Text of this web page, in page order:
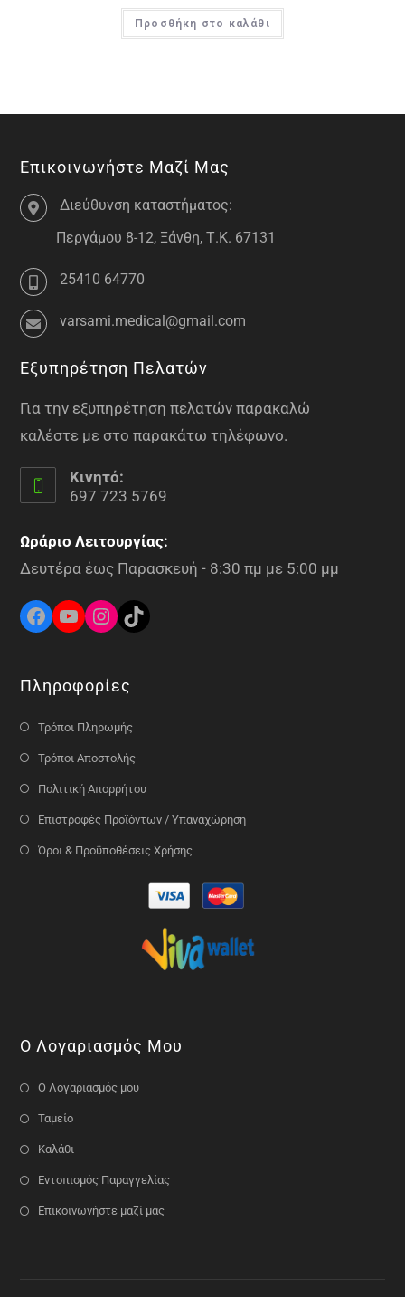
Προσθήκη στο καλάθι
Επικοινωνήστε Μαζί Μας
Διεύθυνση καταστήματος:
Περγάμου 8-12, Ξάνθη, Τ.Κ. 67131
25410 64770
varsami.medical@gmail.com
Εξυπηρέτηση Πελατών
Για την εξυπηρέτηση πελατών παρακαλώ
καλέστε με στο παρακάτω τηλέφωνο.
Κινητό:
697 723 5769
Ωράριο Λειτουργίας:
Δευτέρα έως Παρασκευή - 8:30 πμ με 5:00 μμ
Πληροφορίες
Τρόποι Πληρωμής
Τρόποι Αποστολής
Πολιτική Απορρήτου
Επιστροφές Προϊόντων / Υπαναχώρηση
Όροι & Προϋποθέσεις Χρήσης
Ο Λογαριασμός Μου
Ο Λογαριασμός μου
Ταμείο
Καλάθι
Εντοπισμός Παραγγελίας
Επικοινωνήστε μαζί μας